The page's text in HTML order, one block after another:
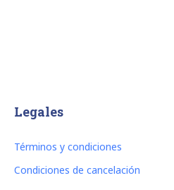
Legales
Términos y condiciones
Condiciones de cancelación